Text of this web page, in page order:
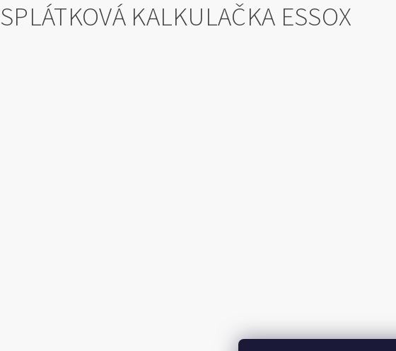
SPLÁTKOVÁ KALKULAČKA ESSOX